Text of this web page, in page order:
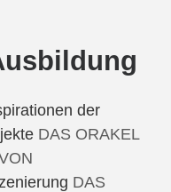
der
DAS ORAKEL
DAS